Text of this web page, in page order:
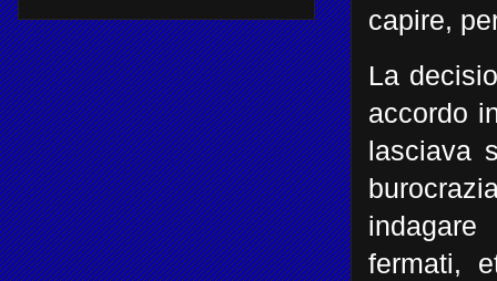
capire,
La
accordo
lasciava
fermati,